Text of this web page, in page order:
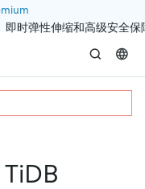
时弹性伸缩和高级安全保